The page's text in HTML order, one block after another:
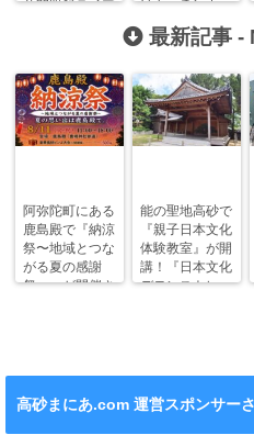
公開収録ライブ
はキッチンカー
も多数集結！
最新記事 -
阿弥陀町にある
鹿島殿で『納涼
祭〜地域とつな
がる夏の感謝
祭〜』が開催さ
能の聖地高砂で
『親子日本文化
体験教室』が開
講！『日本文化
デモンストレー
高砂まにあ.com 運営スポンサー